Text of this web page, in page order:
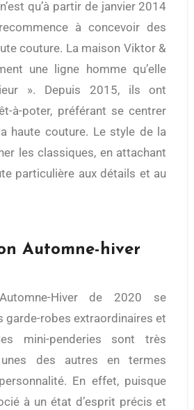
qu’à partir de janvier 2014
à concevoir des
couture. La maison Viktor &
une ligne homme qu’elle
». Depuis 2015, ils ont
à-poter, préférant se centrer
haute couture. Le style de la
les classiques, en attachant
particulière aux détails et au
Automne-hiver
garde-robes extraordinaires et
mini-penderies sont très
des autres en termes
En effet, puisque
à un état d’esprit précis et